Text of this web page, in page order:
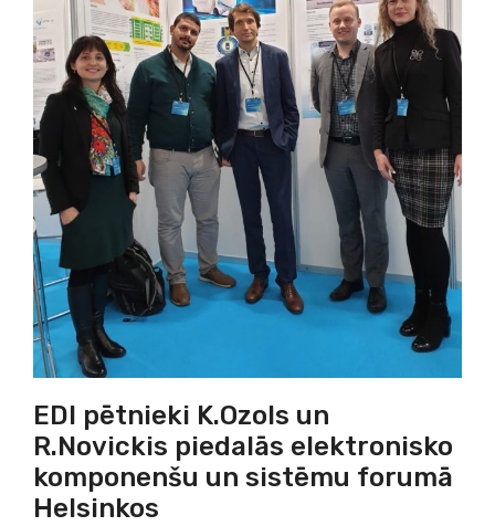
EDI pētnieki K.Ozols un
R.Novickis piedalās elektronisko
komponenšu un sistēmu forumā
Helsinkos